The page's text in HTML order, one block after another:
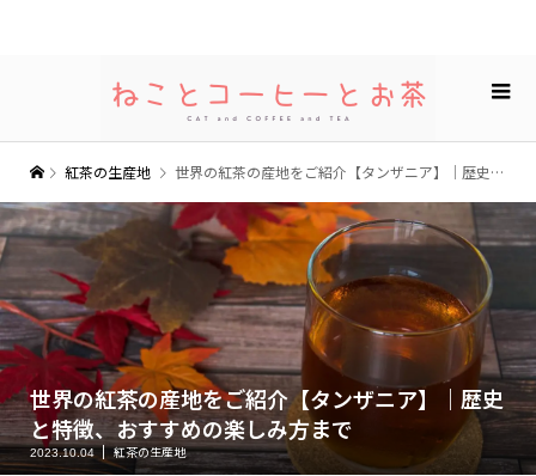
紅茶の生産地 世界の紅茶の産地をご紹介【タンザニア】｜歴史と特徴、おすすめの楽しみ方まで
世界の紅茶の産地をご紹介【タンザニア】｜歴史
と特徴、おすすめの楽しみ方まで
2023.10.04 紅茶の生産地